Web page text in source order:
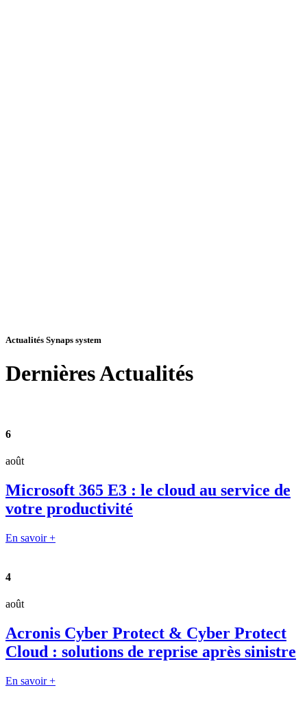
Actualités Synaps system
DernièresActualités
6
août
Microsoft 365 E3 : le cloud au service de
votre productivité
En savoir +
4
août
Acronis Cyber Protect & Cyber Protect
Cloud : solutions de reprise après sinistre
En savoir +